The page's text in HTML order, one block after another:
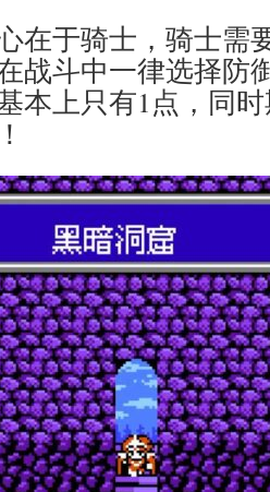
在于骑士，骑士需
战斗中一律选择防
本上只有1点，同